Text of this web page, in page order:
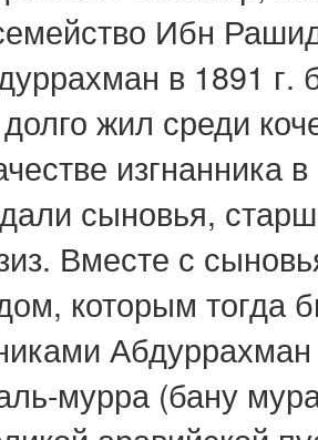
Ибн
в 1891 г.
жил среди
изгнанника
сыновья,
Вместе с
которым тогда
мурра (бану